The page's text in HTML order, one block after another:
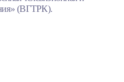
(ВГТРК).